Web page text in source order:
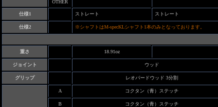
OTHER
仕様1 ストレート ストレート
仕様2 ※シャフトはM-specKLシャフト1本のみとなっております。
重さ 18.91oz
ジョイント ウッド
グリップ レオパードウッド 3分割
A コクタン（青）ステッチ
B コクタン（青）ステッチ